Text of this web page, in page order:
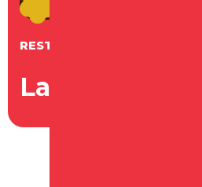
RESTAURANT
La Cubanita